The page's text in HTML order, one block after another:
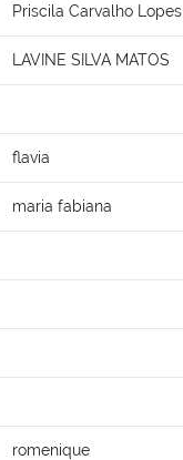
Priscila Carvalho Lopes
LAVINE SILVA MATOS
flavia
maria fabiana
romenique